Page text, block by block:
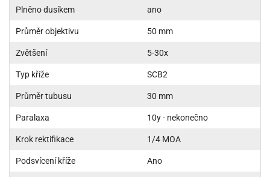
Plněno dusíkem ano
Průměr objektivu 50 mm
Zvětšení 5-30x
Typ kříže SCB2
Průměr tubusu 30 mm
Paralaxa 10y - nekonečno
Krok rektifikace 1/4 MOA
Podsvícení kříže Ano